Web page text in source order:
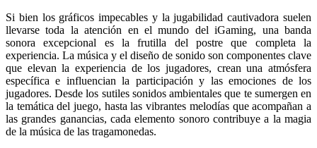
Si bien los gráficos impecables y la jugabilidad cautivadora suelen
llevarse toda la atención en el mundo del iGaming, una banda
sonora excepcional es la frutilla del postre que completa la
experiencia. La música y el diseño de sonido son componentes clave
que elevan la experiencia de los jugadores, crean una atmósfera
específica e influencian la participación y las emociones de los
jugadores. Desde los sutiles sonidos ambientales que te sumergen en
la temática del juego, hasta las vibrantes melodías que acompañan a
las grandes ganancias, cada elemento sonoro contribuye a la magia
de la música de las tragamonedas.